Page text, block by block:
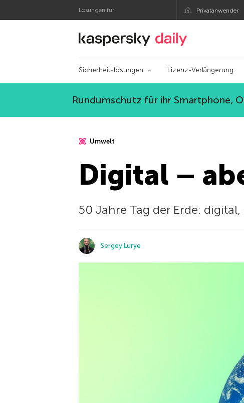
Lösungen für: Privatanwender
Offizieller Blog von
Sicherheitslösungen Lizenz-Verlängerung
Rundumschutz für ihr Smartphone,
Umwelt
Digital –
50 Jahre Tag der Erde:
Sergey Lurye